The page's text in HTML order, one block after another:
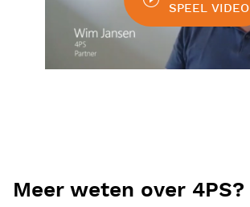
SPEEL VIDEO
Meer weten over 4PS?